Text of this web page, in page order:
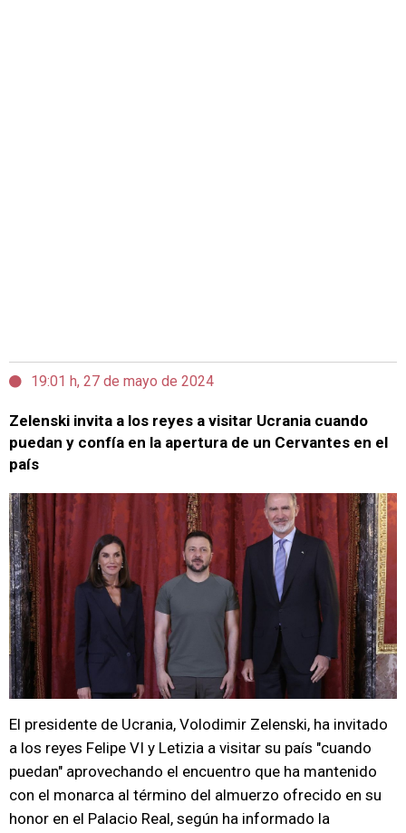
19:01 h, 27 de mayo de 2024
Zelenski invita a los reyes a visitar Ucrania cuando
puedan y confía en la apertura de un Cervantes en el
país
El presidente de Ucrania, Volodimir Zelenski, ha invitado
a los reyes Felipe VI y Letizia a visitar su país "cuando
puedan" aprovechando el encuentro que ha mantenido
con el monarca al término del almuerzo ofrecido en su
honor en el Palacio Real, según ha informado la